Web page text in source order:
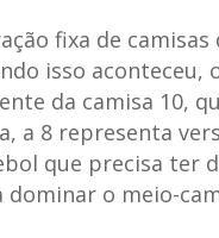
fixa de
isso
da camisa 10,
a 8 representa
que precisa ter
dominar o meio-